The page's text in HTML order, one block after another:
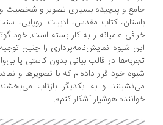
و پیچیده بسیاری تصویر و شخصیت و
کتاب مقدس، ادبیات اروپایی،
شیوه نمایش‌نامه‌پردازی را چنین توجیه
در قالب بیانی بدون کاستی یا بی‌واسطه
خود قرار داده‌ام که با تصویرها و نمادهایی
و به یکدیگر بازتاب می‌بخشند،
هوشیار آشکار کنم».